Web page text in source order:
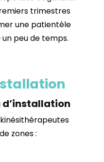
trimestres
une patientèle
peu de temps.
d’installation
zones :